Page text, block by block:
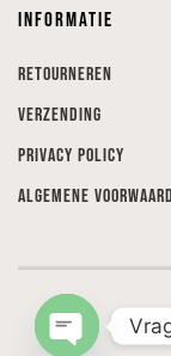
Informatie
Retourneren
Verzending
Privacy Policy
Algemene